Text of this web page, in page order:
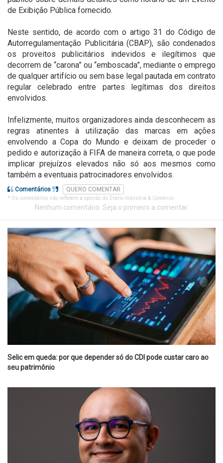
de Exibição Pública fornecido.
Neste sentido, de acordo com o artigo 31 do Código de
Autorregulamentação Publicitária (CBAP), são condenados
os proveitos publicitários indevidos e ilegítimos que
decorrem de “carona” ou “emboscada”, mediante o emprego
de qualquer artifício ou sem base legal pautada em contrato
regular celebrado entre partes legítimas dos direitos
envolvidos.
Infelizmente, muitos organizadores ainda desconhecem as
regras atinentes à utilização das marcas em ações
envolvendo a Copa do Mundo e deixam de proceder o
pedido e autorização à FIFA de maneira correta, o que pode
implicar prejuízos elevados não só aos mesmos como
também a eventuais patrocinadores envolvidos.
Comentários QUERO COMENTAR
* Os comentários não refletem a opinião do Diário Indústria & Comércio
Nenhum comentário. Seja o primeiro a comentar.
Selic em queda: por que depender só do CDI pode custar caro ao
seu patrimônio